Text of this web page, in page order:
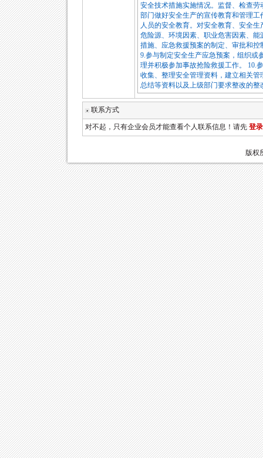
安全技术措施实施情况。监督、检查
部门做好安全生产的宣传教育和管理
人员的安全教育。对安全教育、安全
危险源、环境因素、职业危害因素、
措施、应急救援预案的制定、审批和
9.参与制定安全生产应急预案，组织或
理并积极参加事故抢险救援工作。 10.
收集、整理安全管理资料，建立相关
总结等资料以及上级部门要求整改的整
联系方式
对不起，只有企业会员才能查看个人联系信息！请先 登录
版权